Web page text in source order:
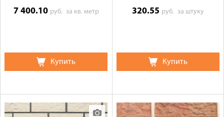
7 400.10 руб. за кв. метр
Купить
320.55 руб. за штуку
Купить